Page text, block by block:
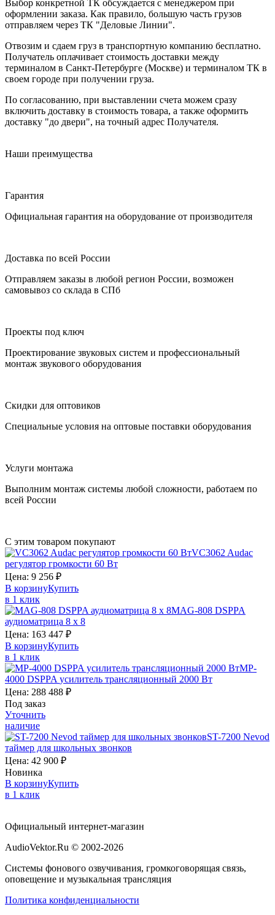
Выбор конкретной ТК обсуждается с менеджером при
оформлении заказа. Как правило, большую часть грузов
отправляем через ТК "Деловые Линии".
Отвозим и сдаем груз в транспортную компанию бесплатно.
Получатель оплачивает стоимость доставки между
терминалом в Санкт-Петербурге (Москве) и терминалом ТК в
своем городе при получении груза.
По согласованию, при выставлении счета можем сразу
включить доставку в стоимость товара, а также оформить
доставку "до двери", на точный адрес Получателя.
Наши преимущества
Гарантия
Официальная гарантия на оборудование от производителя
Доставка по всей России
Отправляем заказы в любой регион России, возможен
самовывоз со склада в СПб
Проекты под ключ
Проектирование звуковых систем и профессиональный
монтаж звукового оборудования
Скидки для оптовиков
Специальные условия на оптовые поставки оборудования
Услуги монтажа
Выполним монтаж системы любой сложности, работаем по
всей России
С этим товаром покупают
VC3062 Audac
регулятор громкости 60 Вт
Цена: 9 256 ₽
В корзинуКупить
в 1 клик
MAG-808 DSPPA
аудиоматрица 8 х 8
Цена: 163 447 ₽
В корзинуКупить
в 1 клик
MP-
4000 DSPPA усилитель трансляционный 2000 Вт
Цена: 288 488 ₽
Под заказ
Уточнить
наличие
ST-7200 Nevod
таймер для школьных звонков
Цена: 42 900 ₽
Новинка
В корзинуКупить
в 1 клик
Официальный интернет-магазин
AudioVektor.Ru © 2002-2026
Системы фонового озвучивания, громкоговорящая связь,
оповещение и музыкальная трансляция
Политика конфиденциальности